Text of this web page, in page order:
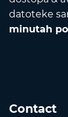
datoteke
minutah
Contact